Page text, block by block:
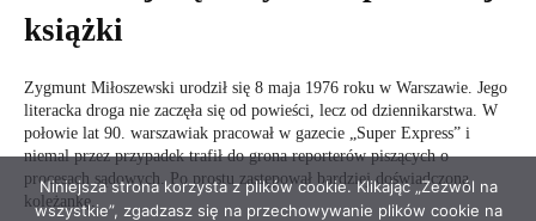
Niniejsza strona korzysta z plików cookie. Klikając „Zezwól na
wszystkie”, zgadzasz się na przechowywanie plików cookie na